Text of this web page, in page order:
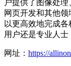
户提供了图像处理
网页开发和其他
以更高效地完成
用户还是专业人士
网址： https://